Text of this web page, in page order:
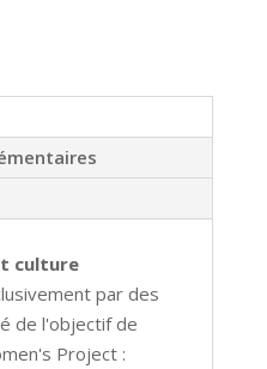
culture
par des
de l'objectif de
Project :